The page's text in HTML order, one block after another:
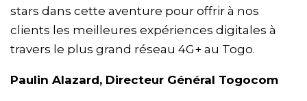
stars dans cette aventure pour offrir à nos
clients les meilleures expériences digitales à
travers le plus grand réseau 4G+ au Togo.
Paulin Alazard, Directeur Général Togocom